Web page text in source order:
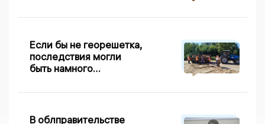
взятке
Если бы не георешетка,
последствия могли
быть намного
сходе песка на
В облправительстве